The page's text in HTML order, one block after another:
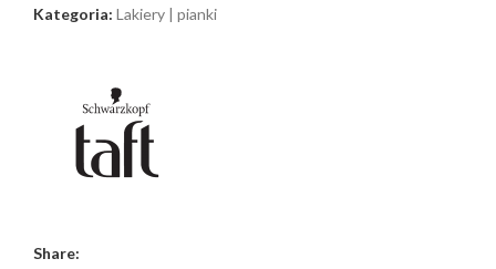
Kategoria: Lakiery | pianki
Share: